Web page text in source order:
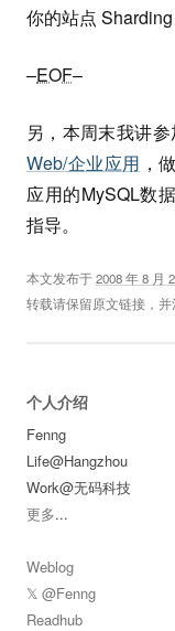
你的站点
–EOF–
另，本周末我讲
Web/企业应用 ，
应用的MySQL数
指导。
本文发布于2008 年 8 月
转载请保留原文链接，并
个人介绍
Fenng
Life@Hangzhou
Work@无码科技
更多...
Weblog
𝕏 @Fenng
Readhub